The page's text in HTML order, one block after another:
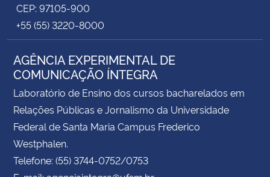
CEP: 97105-900
+55 (55) 3220-8000
AGÊNCIA EXPERIMENTAL DE
COMUNICAÇÃO ÍNTEGRA
Laboratório de Ensino dos cursos bacharelados em
Relações Públicas e Jornalismo da Universidade
Federal de Santa Maria Campus Frederico
Westphalen.
Telefone: (55) 3744-0752/0753